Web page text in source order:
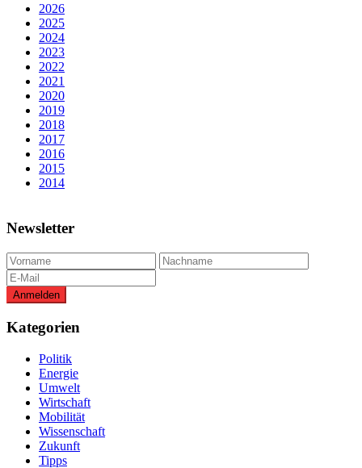
2026
2025
2024
2023
2022
2021
2020
2019
2018
2017
2016
2015
2014
Newsletter
Kategorien
Politik
Energie
Umwelt
Wirtschaft
Mobilität
Wissenschaft
Zukunft
Tipps